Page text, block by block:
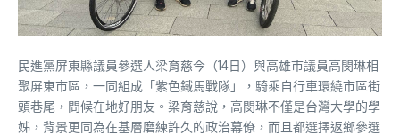
民進黨屏東縣議員參選人梁育慈今（14日）與高雄市議員高閔琳相
聚屏東市區，一同組成「紫色鐵馬戰隊」，騎乘自行車環繞市區街
頭巷尾，問候在地好朋友。梁育慈說，高閔琳不僅是台灣大學的學
姊，背景更同為在基層磨練許久的政治幕僚，而且都選擇返鄉參選